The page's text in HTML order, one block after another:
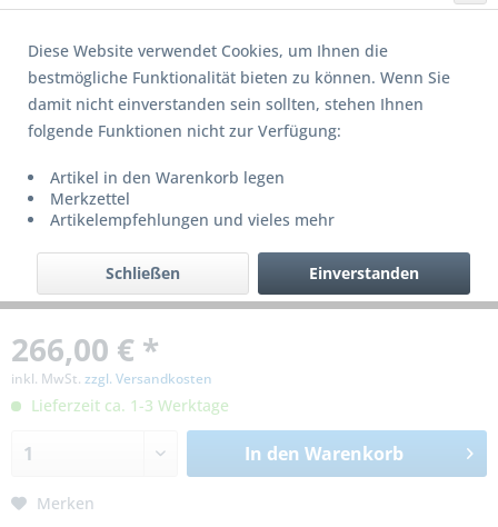
266,00 € *
inkl. MwSt. zzgl. Versandkosten
Lieferzeit ca. 1-3 Werktage
In den Warenkorb
Merken
Diese Website verwendet Cookies, um Ihnen die
bestmögliche Funktionalität bieten zu können. Wenn Sie
damit nicht einverstanden sein sollten, stehen Ihnen
folgende Funktionen nicht zur Verfügung:
Artikel in den Warenkorb legen
Merkzettel
Artikelempfehlungen und vieles mehr
Einverstanden
Schließen